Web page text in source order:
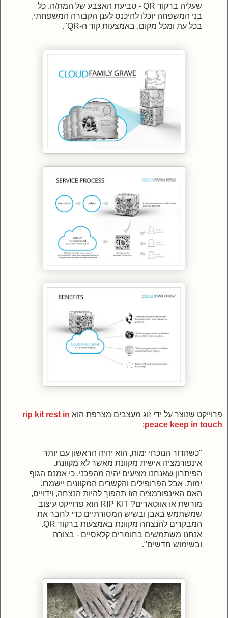
שעליה ברקוד QR - טביעת האצבע של המת/ה. כל
בני המשפחה יוכלו להיכנס לענן הקבורה המשפחתי,
בכל עת ומכל מקום, באמצעות קוד ה-QR".
פרוייקט שנוצר על ידי זוג מעצבים מצרפת הוא rip kit rest in
peace keep in touch
:
"כשהדור הנוכחי ימות, הוא יהיה הראשון עם יותר
אינפורמציה אישית מקוונת מאשר לא מקוונת.
הפיתרון שאנחנו מציעים יהיה מהפכני, כי אמנם הגוף
ימות, אבל הפרופילים והקשרים המקוונים יישמרו.
האם האינפורמציה הזו תהפוך להיות הנצחה, וידויים,
מורשת או אווטארים? RIP KIT הוא פרוייקט עיצוב
שמשתמש באבן ובשיש המסורתיים כדי לחבר את
המבקרים להנצחה מקוונת באמצעות ברקוד QR.
אנחנו משתמשים בחומרים קלאסיים - בצורה
ובשימוש חדשים".